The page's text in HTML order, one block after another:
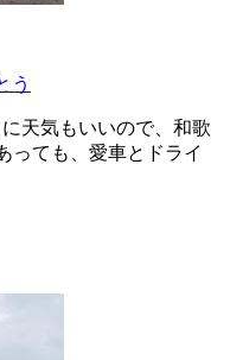
う
天気もいいので、和歌
っても、愛車とドライ